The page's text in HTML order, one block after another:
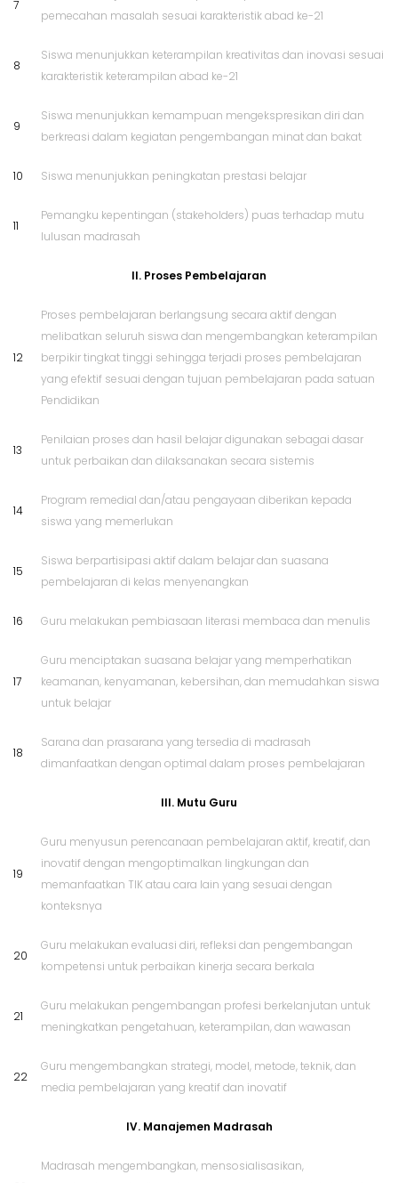
7
pemecahan masalah sesuai karakteristik abad ke-21
8
Siswa menunjukkan keterampilan kreativitas dan inovasi sesuai
karakteristik keterampilan abad ke-21
9
Siswa menunjukkan kemampuan mengekspresikan diri dan
berkreasi dalam kegiatan pengembangan minat dan bakat
10 Siswa menunjukkan peningkatan prestasi belajar
11
Pemangku kepentingan (stakeholders) puas terhadap mutu
lulusan madrasah
II. Proses Pembelajaran
12
Proses pembelajaran berlangsung secara aktif dengan
melibatkan seluruh siswa dan mengembangkan keterampilan
berpikir tingkat tinggi sehingga terjadi proses pembelajaran
yang efektif sesuai dengan tujuan pembelajaran pada satuan
Pendidikan
13
Penilaian proses dan hasil belajar digunakan sebagai dasar
untuk perbaikan dan dilaksanakan secara sistemis
14
Program remedial dan/atau pengayaan diberikan kepada
siswa yang memerlukan
15
Siswa berpartisipasi aktif dalam belajar dan suasana
pembelajaran di kelas menyenangkan
16 Guru melakukan pembiasaan literasi membaca dan menulis
17
Guru menciptakan suasana belajar yang memperhatikan
keamanan, kenyamanan, kebersihan, dan memudahkan siswa
untuk belajar
18
Sarana dan prasarana yang tersedia di madrasah
dimanfaatkan dengan optimal dalam proses pembelajaran
III. Mutu Guru
19
Guru menyusun perencanaan pembelajaran aktif, kreatif, dan
inovatif dengan mengoptimalkan lingkungan dan
memanfaatkan TIK atau cara lain yang sesuai dengan
konteksnya
20
Guru melakukan evaluasi diri, refleksi dan pengembangan
kompetensi untuk perbaikan kinerja secara berkala
21
Guru melakukan pengembangan profesi berkelanjutan untuk
meningkatkan pengetahuan, keterampilan, dan wawasan
22
Guru mengembangkan strategi, model, metode, teknik, dan
media pembelajaran yang kreatif dan inovatif
IV. Manajemen Madrasah
Madrasah mengembangkan, mensosialisasikan,